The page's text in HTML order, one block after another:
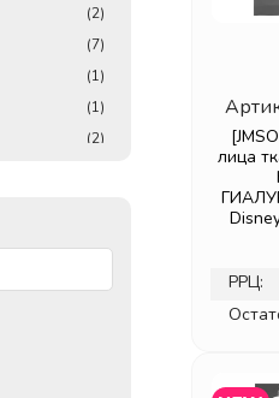
(2)
(7)
(1)
(1)
(2)
(11)
лица
РРЦ: